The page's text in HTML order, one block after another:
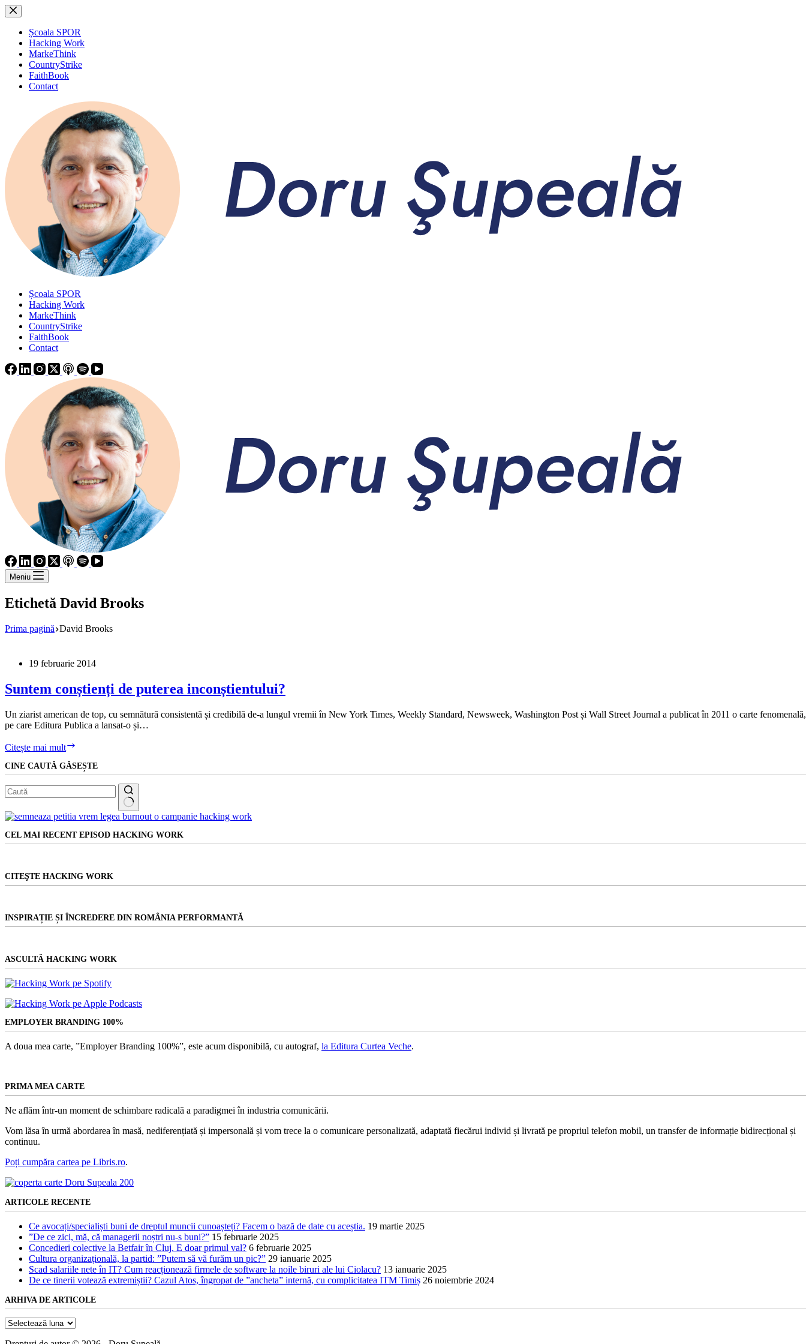
Sari
la
conținutȘcoala SPOR
Hacking Work
MarkeThink
CountryStrike
FaithBook
Contact
Școala SPOR
Hacking Work
MarkeThink
CountryStrike
FaithBook
Contact
Meniu
Etichetă David Brooks
Prima pagină David Brooks
19 februarie 2014
Suntem conștienți de puterea inconștientului?
Un ziarist american de top, cu semnătură consistentă și credibilă de-a lungul vremii în New York Times, Weekly Standard, Newsweek, Washington Post și Wall Street Journal a publicat în 2011 o carte fenomenală,
pe care Editura Publica a lansat-o și…
Citește mai mult
de
puterea
inconștientului?
CINE CAUTĂ GĂSEȘTE
Niciun
CEL MAI RECENT EPISOD HACKING WORK
CITEŞTE HACKING WORK
INSPIRAȚIE ȘI ÎNCREDERE DIN ROMÂNIA PERFORMANTĂ
ASCULTĂ HACKING WORK
EMPLOYER BRANDING 100%
A doua mea carte, ”Employer Branding 100%”, este acum disponibilă, cu autograf, la Editura Curtea Veche.
PRIMA MEA CARTE
Ne aflăm într-un moment de schimbare radicală a paradigmei în industria comunicării.
Vom lăsa în urmă abordarea în masă, nediferențiată și impersonală și vom trece la o comunicare personalizată, adaptată fiecărui individ și livrată pe propriul telefon mobil, un transfer de informație bidirecțional și
continuu.
Poți cumpăra cartea pe Libris.ro.
ARTICOLE RECENTE
Ce avocați/specialiști buni de dreptul muncii cunoașteți? Facem o bază de date cu aceștia. 19 martie 2025
”De ce zici, mă, că managerii noștri nu-s buni?” 15 februarie 2025
Concedieri colective la Betfair în Cluj. E doar primul val? 6 februarie 2025
Cultura organizațională, la partid: ”Putem să vă furăm un pic?” 29 ianuarie 2025
Scad salariile nete în IT? Cum reacționează firmele de software la noile biruri ale lui Ciolacu? 13 ianuarie 2025
De ce tinerii votează extremiștii? Cazul Atos, îngropat de ”ancheta” internă, cu complicitatea ITM Timiș 26 noiembrie 2024
ARHIVA DE ARTICOLE
Arhiva